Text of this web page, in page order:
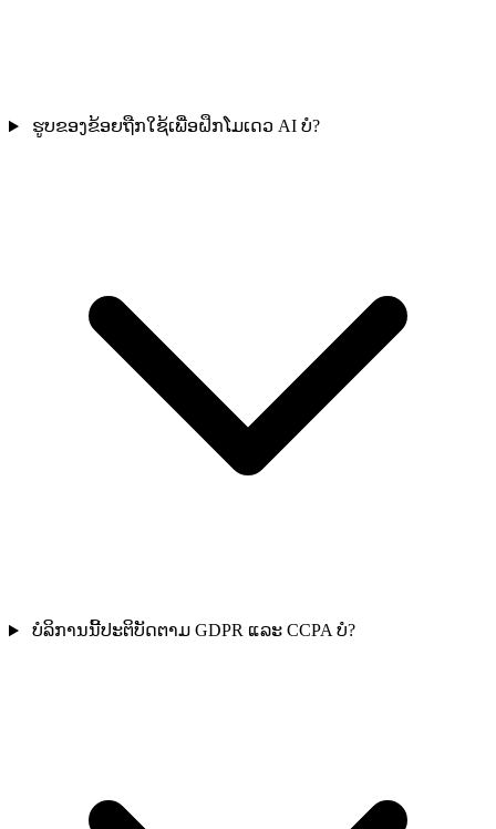
ຮູບຂອງຂ້ອຍຖືກໃຊ້ເພື່ອຝຶກໂມເດວ AI ບໍ?
ບໍລິການນີ້ປະຕິບັດຕາມ GDPR ແລະ CCPA ບໍ?